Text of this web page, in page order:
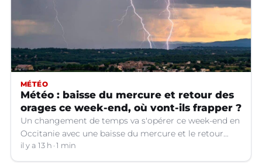
MÉTÉO
Météo : baisse du mercure et retour des
orages ce week-end, où vont-ils frapper ?
Un changement de temps va s'opérer ce week-end en
Occitanie avec une baisse du mercure et le retour
d'orages dans certains départements.
il y a 13 h 1 min